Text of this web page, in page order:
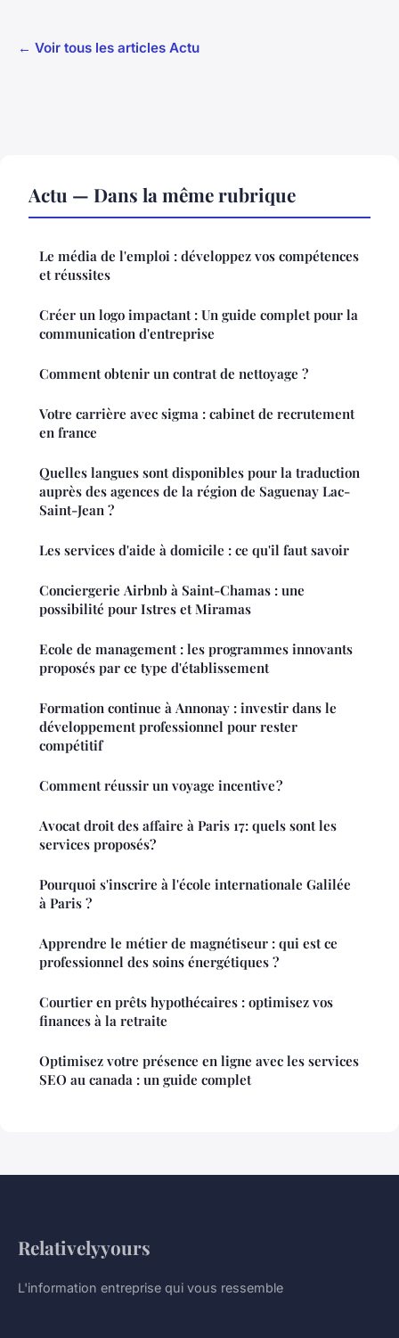
← Voir tous les articles Actu
Actu — Dans la même rubrique
Le média de l'emploi : développez vos compétences
et réussites
Créer un logo impactant : Un guide complet pour la
communication d'entreprise
Comment obtenir un contrat de nettoyage ?
Votre carrière avec sigma : cabinet de recrutement
en france
Quelles langues sont disponibles pour la traduction
auprès des agences de la région de Saguenay Lac-
Saint-Jean ?
Les services d'aide à domicile : ce qu'il faut savoir
Conciergerie Airbnb à Saint-Chamas : une
possibilité pour Istres et Miramas
Ecole de management : les programmes innovants
proposés par ce type d'établissement
Formation continue à Annonay : investir dans le
développement professionnel pour rester
compétitif
Comment réussir un voyage incentive ?
Avocat droit des affaire à Paris 17: quels sont les
services proposés?
Pourquoi s'inscrire à l'école internationale Galilée
à Paris ?
Apprendre le métier de magnétiseur : qui est ce
professionnel des soins énergétiques ?
Courtier en prêts hypothécaires : optimisez vos
finances à la retraite
Optimisez votre présence en ligne avec les services
SEO au canada : un guide complet
Relativelyyours
L'information entreprise qui vous ressemble